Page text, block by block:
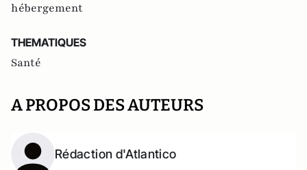
hébergement
THEMATIQUES
Santé
A PROPOS DES AUTEURS
Rédaction d'Atlantico